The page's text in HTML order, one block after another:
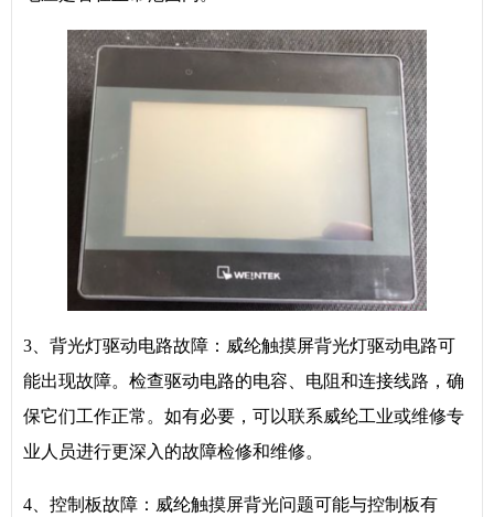
3、背光灯驱动电路故障：威纶触摸屏背光灯驱动电路可
能出现故障。检查驱动电路的电容、电阻和连接线路，确
保它们工作正常。如有必要，可以联系威纶工业或维修专
业人员进行更深入的故障检修和维修。
4、控制板故障：威纶触摸屏背光问题可能与控制板有